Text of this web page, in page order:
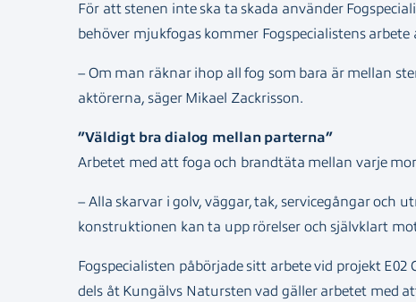
För att stenen inte ska ta skada använder
behöver mjukfogas kommer Fogspecialistens arbete
– Om man räknar ihop all fog som bara är mellan
aktörerna, säger Mikael Zackrisson.
”Väldigt bra dialog mellan parterna”
Arbetet med att foga och brandtäta mellan varje
– Alla skarvar i golv, väggar, tak, servicegångar
konstruktionen kan ta upp rörelser och självklart
Fogspecialisten påbörjade sitt arbete vid projekt
dels åt Kungälvs Natursten vad gäller arbetet med